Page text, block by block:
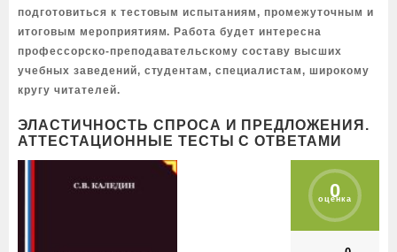
подготовиться к тестовым испытаниям, промежуточным и
итоговым мероприятиям. Работа будет интересна
профессорско-преподавательскому составу высших
учебных заведений, студентам, специалистам, широкому
кругу читателей.
ЭЛАСТИЧНОСТЬ СПРОСА И ПРЕДЛОЖЕНИЯ.
АТТЕСТАЦИОННЫЕ ТЕСТЫ С ОТВЕТАМИ
0
оценка